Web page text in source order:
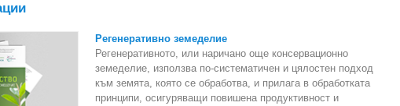
Регенеративно земеделие
Регенеративното, или наричано още консервационно
земеделие, използва по-систематичен и цялостен подход
към земята, която се обработва, и прилага в обработката
принципи, осигуряващи повишена продуктивност и